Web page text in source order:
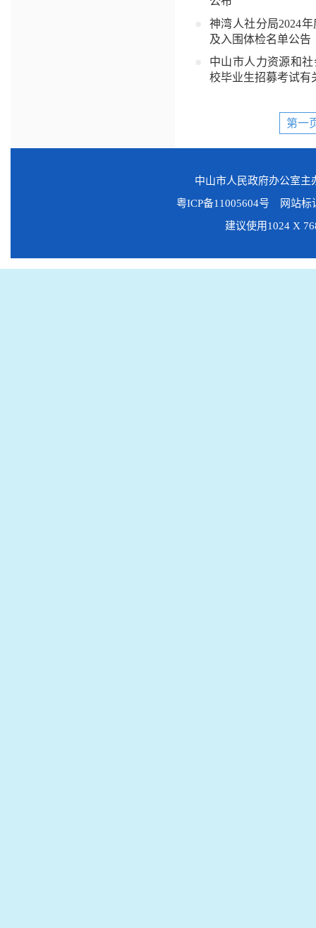
神湾人社分局2024
及入围体检名单公告
中山市人力资源和
校毕业生招募考试有
第一
中山市人民政府办公室
粤ICP备11005604号 网站标
建议使用1024 X